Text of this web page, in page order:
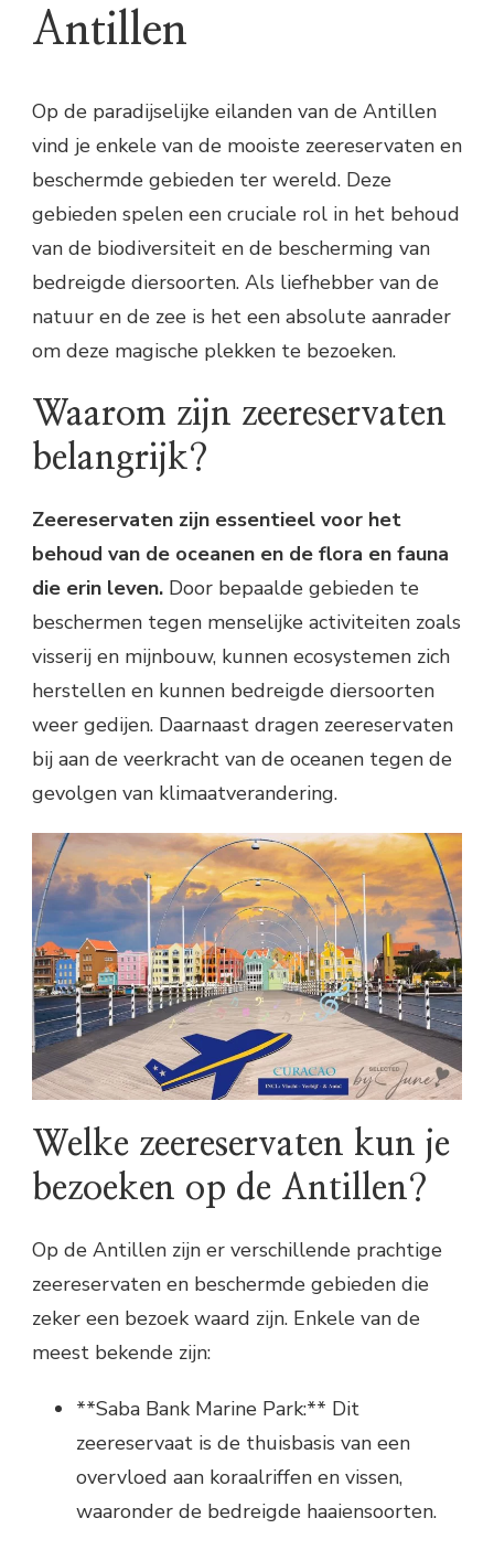
Antillen
Op de paradijselijke eilanden van de Antillen
vind je enkele van de mooiste zeereservaten en
beschermde gebieden ter wereld. Deze
gebieden spelen een cruciale rol in het behoud
van de biodiversiteit en de bescherming van
bedreigde diersoorten. Als liefhebber van de
natuur en de zee is het een absolute aanrader
om deze magische plekken te bezoeken.
Waarom zijn zeereservaten
belangrijk?
Zeereservaten zijn essentieel voor het
behoud van de oceanen en de flora en fauna
die erin leven. Door bepaalde gebieden te
beschermen tegen menselijke activiteiten zoals
visserij en mijnbouw, kunnen ecosystemen zich
herstellen en kunnen bedreigde diersoorten
weer gedijen. Daarnaast dragen zeereservaten
bij aan de veerkracht van de oceanen tegen de
gevolgen van klimaatverandering.
Welke zeereservaten kun je
bezoeken op de Antillen?
Op de Antillen zijn er verschillende prachtige
zeereservaten en beschermde gebieden die
zeker een bezoek waard zijn. Enkele van de
meest bekende zijn:
**Saba Bank Marine Park:** Dit
zeereservaat is de thuisbasis van een
overvloed aan koraalriffen en vissen,
waaronder de bedreigde haaiensoorten.